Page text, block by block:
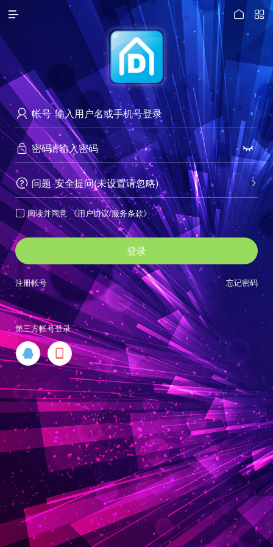
 

 帐号
 密码 
 问题 
安全提问(未设置请忽略)
 阅读并同意 《用户协议/服务条款》
登录
忘记密码
注册帐号
第三方帐号登录
 